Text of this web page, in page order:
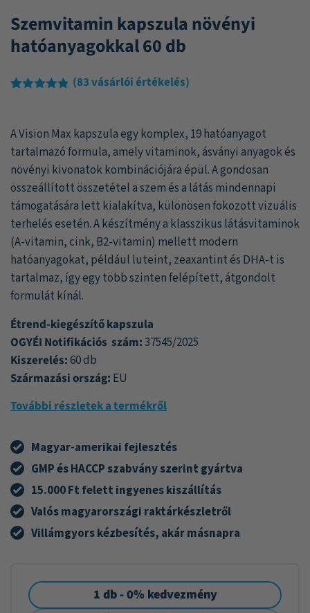
Szemvitamin kapszula növényi
hatóanyagokkal 60 db
értékelés
(83vásárlói értékelés)
A Vision Max kapszula egy komplex, 19 hatóanyagot
tartalmazó formula, amely vitaminok, ásványi anyagok és
növényi kivonatok kombinációjára épül. A gondosan
összeállított összetétel a szem és a látás mindennapi
támogatására lett kialakítva, különösen fokozott vizuális
terhelés esetén. A készítmény a klasszikus látásvitaminok
(A-vitamin, cink, B2-vitamin) mellett modern
hatóanyagokat, például luteint, zeaxantint és DHA-t is
tartalmaz, így egy több szinten felépített, átgondolt
formulát kínál.
Étrend-kiegészítő kapszula
OGYÉI Notifikációs szám:37545/2025
Kiszerelés:60 db
Származási ország: EU
További részletek a termékről
Magyar-amerikai fejlesztés
GMP és HACCP szabvány szerint gyártva
15.000 Ft felett ingyenes kiszállítás
Valós magyarországi raktárkészletről
Villámgyors kézbesítés, akár másnapra
1 db - 0% kedvezmény